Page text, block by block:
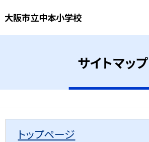
大阪市立中本小学校
サイトマップ
トップページ